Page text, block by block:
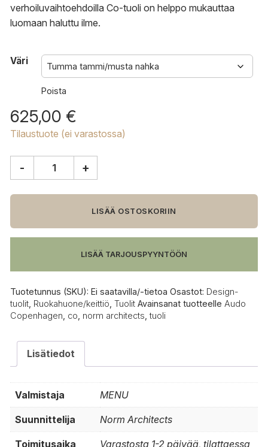
verhoiluvaihtoehdoilla Co-tuoli on helppo mukauttaa
luomaan haluttu ilme.
Väri
Poista
625,00 €
Tilaustuote (ei varastossa)
Co
määrä
- +
LISÄÄ OSTOSKORIIN
LISÄÄ TARJOUSPYYNTÖÖN
Tuotetunnus (SKU): Ei saatavilla/-tietoa Osastot: Design-
tuolit Ruokahuone/keittiö Tuolit Avainsanat tuotteelle Audo
Copenhagen co norm architects ,tuoli
Lisätiedot
Valmistaja MENU
Suunnittelija Norm Architects
Toimitusaika Varastosta 1-2 päivää, tilattaessa